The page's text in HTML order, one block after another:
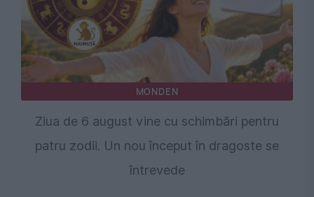
MONDEN
Ziua de 6 august vine cu schimbări pentru
patru zodii. Un nou început în dragoste se
întrevede